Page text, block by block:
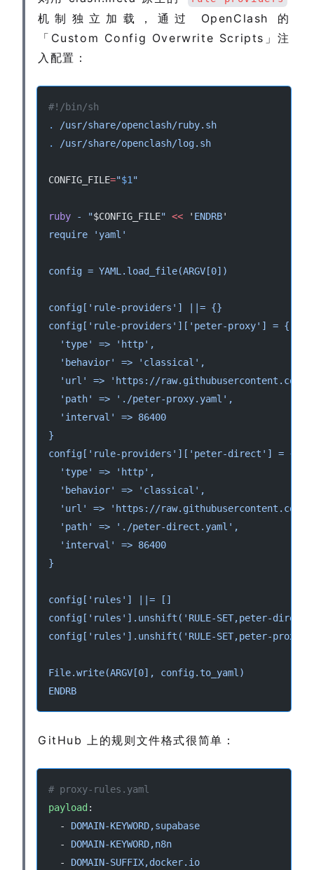
机制独立加载，通过 OpenClash 的
「Custom Config Overwrite Scripts」注
入配置：
#!/bin/sh
.
/usr/share/openclash/ruby.sh
.
/usr/share/openclash/log.sh
CONFIG_FILE="$1 "
ruby - "$CONFIG_FILE" << ' ENDRB'
require 'yaml'
config = YAML.load_file(ARGV[0])
config['rule-providers'] ||= {}
config['rule-providers']['peter-proxy'] = {
  'type' => 'http',
  'behavior' => 'classical',
'url' => 'https://
  'path' => './peter-proxy.yaml',
  'interval' => 86400
}
config['rule-providers']['peter-direct'] = {
  'type' => 'http',
  'behavior' => 'classical',
'url' => 'https://
  'path' => './peter-direct.yaml',
  'interval' => 86400
}
config['rules'] ||= []
config['rules'].unshift('RULE-SET,peter-
config['rules'].unshift('RULE-SET,peter-
File.write(ARGV[0], config.to_yaml)
ENDRB
GitHub 上的规则文件格式很简单：
# proxy-rules.yaml
payload :
  -
DOMAIN-KEYWORD,supabase
  -
DOMAIN-KEYWORD,n8n
  -
DOMAIN-SUFFIX,docker.io